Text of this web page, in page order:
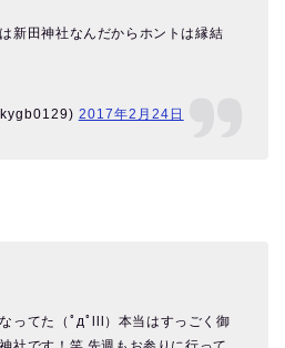
新田神社なんだからホントは縁結
2017年2月24日
ってた（ﾟдﾟlll）本当はすっごく御